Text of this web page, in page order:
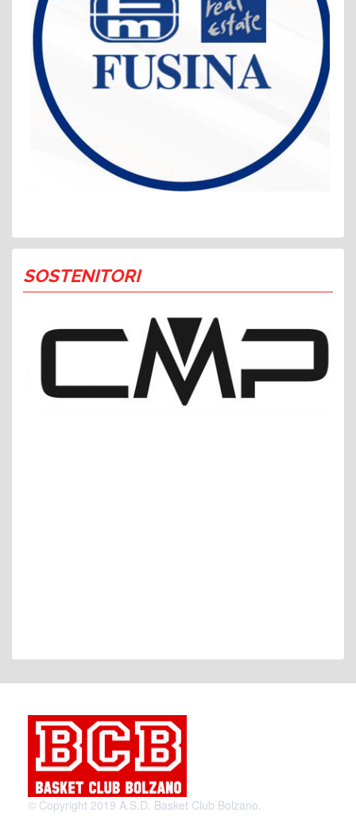
SOSTENITORI
© Copyright 2019 A.S.D. Basket Club Bolzano.